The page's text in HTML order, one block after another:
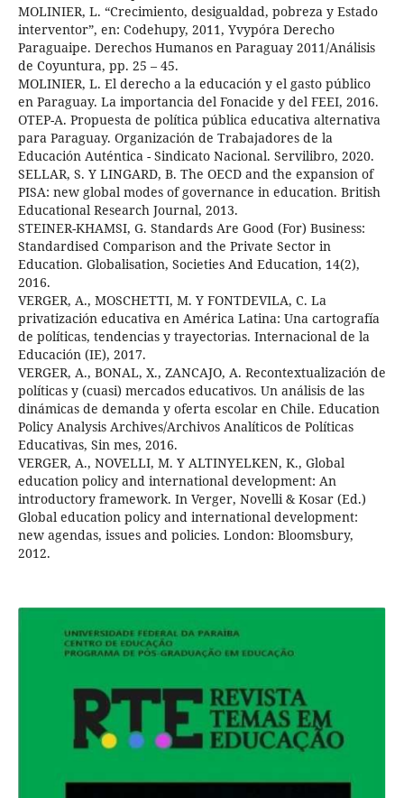
MOLINIER, L. “Crecimiento, desigualdad, pobreza y Estado
interventor”, en: Codehupy, 2011, Yvypóra Derecho
Paraguaipe. Derechos Humanos en Paraguay 2011/Análisis
de Coyuntura, pp. 25 – 45.
MOLINIER, L. El derecho a la educación y el gasto público
en Paraguay. La importancia del Fonacide y del FEEI, 2016.
OTEP-A. Propuesta de política pública educativa alternativa
para Paraguay. Organización de Trabajadores de la
Educación Auténtica - Sindicato Nacional. Servilibro, 2020.
SELLAR, S. Y LINGARD, B. The OECD and the expansion of
PISA: new global modes of governance in education. British
Educational Research Journal, 2013.
STEINER-KHAMSI, G. Standards Are Good (For) Business:
Standardised Comparison and the Private Sector in
Education. Globalisation, Societies And Education, 14(2),
2016.
VERGER, A., MOSCHETTI, M. Y FONTDEVILA, C. La
privatización educativa en América Latina: Una cartografía
de políticas, tendencias y trayectorias. Internacional de la
Educación (IE), 2017.
VERGER, A., BONAL, X., ZANCAJO, A. Recontextualización de
políticas y (cuasi) mercados educativos. Un análisis de las
dinámicas de demanda y oferta escolar en Chile. Education
Policy Analysis Archives/Archivos Analíticos de Políticas
Educativas, Sin mes, 2016.
VERGER, A., NOVELLI, M. Y ALTINYELKEN, K., Global
education policy and international development: An
introductory framework. In Verger, Novelli & Kosar (Ed.)
Global education policy and international development:
new agendas, issues and policies. London: Bloomsbury,
2012.